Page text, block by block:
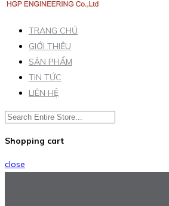
TRANG CHỦ
GIỚI THIỆU
SẢN PHẨM
TIN TỨC
LIÊN HỆ
Shopping cart
close